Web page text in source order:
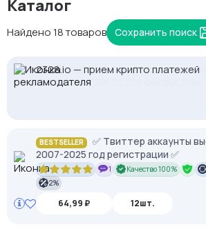
Каталог
Найдено 18 товаров Сохранить поиск
2328.io — прием крипто платежей
Proxys.io - лучшие прокси 💚
задачи 🚀 Промокод Store - 20%
Кешбек до 10% на прокси с
Используй DRK35 для скидки 35%
BESTSELLER
✅ Твиттер аккаунты
2007-2025 год регистрации ✅
1 Качество 100%
2%
64,99 ₽ 12шт.